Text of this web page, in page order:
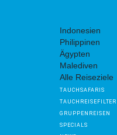
Indonesien
Philippinen
Ägypten
Malediven
Alle Reiseziele
TAUCHSAFARIS
TAUCHREISEFILTER
GRUPPENREISEN
SPECIALS